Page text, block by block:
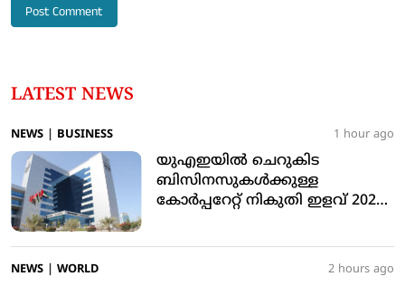
LATEST NEWS
NEWS BUSINESS 1 hour ago
യുഎഇയില്‍ ചെറുകിട
ബിസിനസുകള്‍ക്കുള്ള
കോര്‍പ്പറേറ്റ് നികുതി ഇളവ് 2029
NEWS WORLD 2 hours ago